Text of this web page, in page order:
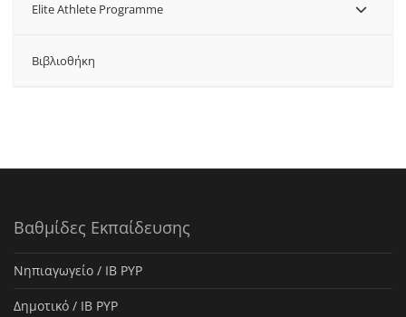
Elite Athlete Programme
Βιβλιοθήκη
Βαθμίδες Εκπαίδευσης
Νηπιαγωγείο / IB PYP
Δημοτικό / IB PYP